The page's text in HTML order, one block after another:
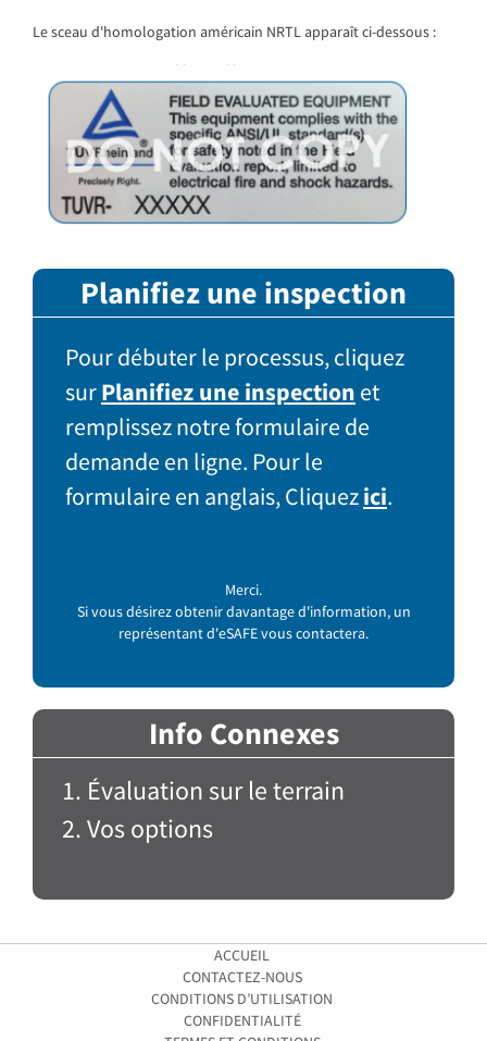
Le sceau d'homologation américain NRTL apparaît ci-dessous :
Planifiez une inspection
Pour débuter le processus, cliquez
surPlanifiez une inspection et
remplissez notre formulaire de
demande en ligne. Pour le
formulaire en anglais, Cliquezici.
Merci.
Si vous désirez obtenir davantage d'information, un
représentant d'eSAFE vous contactera.
Info Connexes
Évaluation sur le terrain
Vos options
ACCUEIL
CONTACTEZ-NOUS
CONDITIONS D’UTILISATION
CONFIDENTIALITÉ